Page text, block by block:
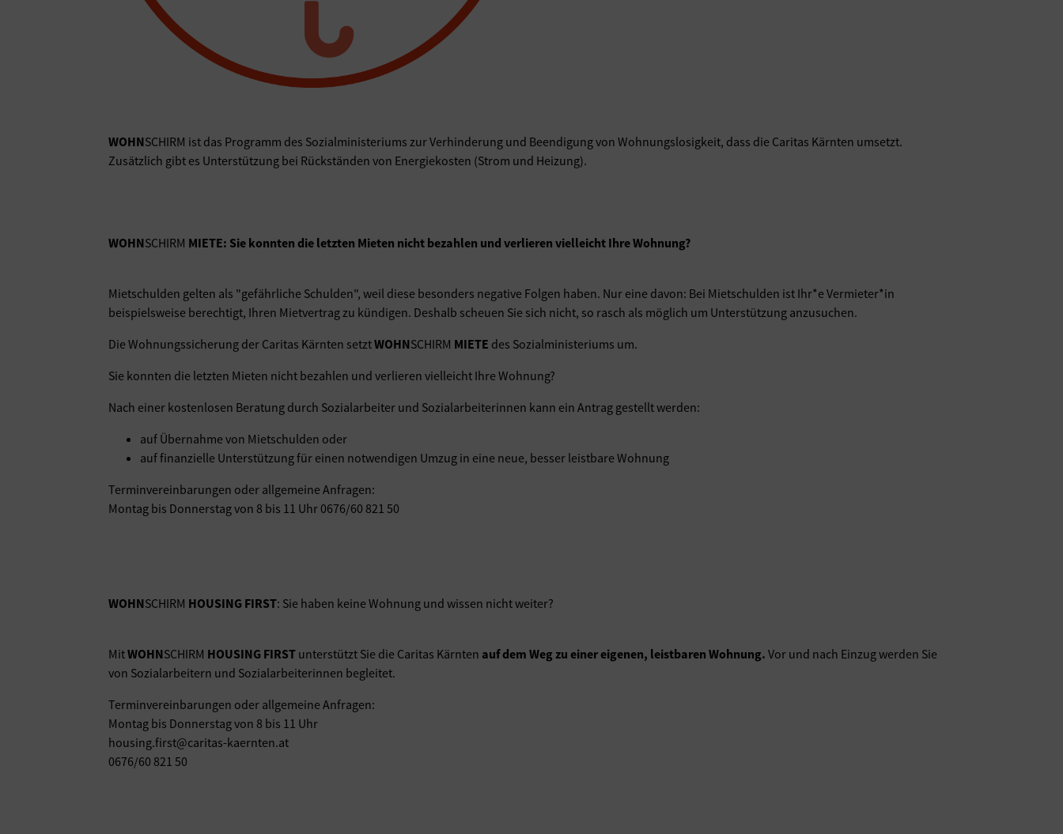
WOHNSCHIRM ist das Programm des Sozialministeriums zur Verhinderung und Beendigung von Wohnungslosigkeit, dass die Caritas Kärnten umsetzt.
Zusätzlich gibt es Unterstützung bei Rückständen von Energiekosten (Strom und Heizung).
WOHNSCHIRM MIETE: Sie konnten die letzten Mieten nicht bezahlen und verlieren vielleicht Ihre Wohnung?
Mietschulden gelten als "gefährliche Schulden", weil diese besonders negative Folgen haben. Nur eine davon: Bei Mietschulden ist Ihr*e Vermieter*in
beispielsweise berechtigt, Ihren Mietvertrag zu kündigen. Deshalb scheuen Sie sich nicht, so rasch als möglich um Unterstützung anzusuchen.
Die Wohnungssicherung der Caritas Kärnten setztWOHNSCHIRM MIETE des Sozialministeriums um.
Sie konnten die letzten Mieten nicht bezahlen und verlieren vielleicht Ihre Wohnung?
Nach einer kostenlosen Beratung durch Sozialarbeiter und Sozialarbeiterinnen kann ein Antrag gestellt werden:
auf Übernahme von Mietschulden oder
auf finanzielle Unterstützung für einen notwendigen Umzug in eine neue, besser leistbare Wohnung
Terminvereinbarungen oder allgemeine Anfragen:
Montag bis Donnerstag von 8 bis 11 Uhr 0676/60 821 50
WOHNSCHIRM HOUSING FIRST: Sie haben keine Wohnung und wissen nicht weiter?
MitWOHNSCHIRM HOUSING FIRST unterstützt Sie die Caritas Kärnten auf dem Weg zu einer eigenen, leistbaren Wohnung. Vor und nach Einzug werden Sie
von Sozialarbeitern und Sozialarbeiterinnen begleitet.
Terminvereinbarungen oder allgemeine Anfragen:
Montag bis Donnerstag von 8 bis 11 Uhr
housing.first@caritas-kaernten.at
0676/60 821 50